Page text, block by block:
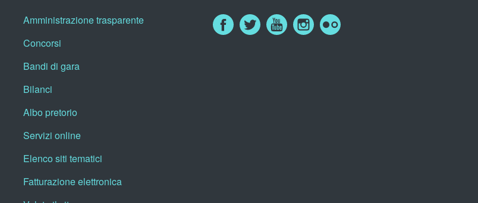
Amministrazione trasparente
Concorsi
Bandi di gara
Bilanci
Albo pretorio
Servizi online
Elenco siti tematici
Fatturazione elettronica